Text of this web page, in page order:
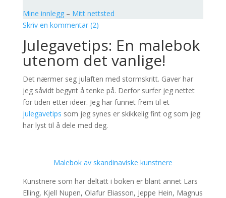
Mine innlegg– Mitt nettsted
Skriv en kommentar (2)
Julegavetips: En malebok
utenom det vanlige!
Det nærmer seg julaften med stormskritt. Gaver har
jeg såvidt begynt å tenke på. Derfor surfer jeg nettet
for tiden etter ideer. Jeg har funnet frem til et
julegavetips som jeg synes er skikkelig fint og som jeg
har lyst til å dele med deg.
Malebok av skandinaviske kunstnere
Kunstnere som har deltatt i boken er blant annet Lars
Elling, Kjell Nupen, Olafur Eliasson, Jeppe Hein, Magnus